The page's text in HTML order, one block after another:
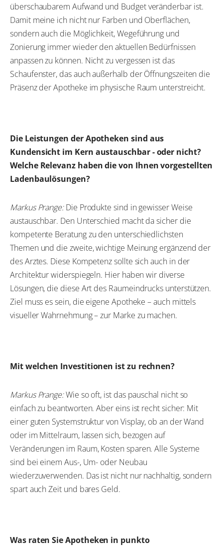
überschaubarem Aufwand und Budget veränderbar ist.
Damit meine ich nicht nur Farben und Oberflächen,
sondern auch die Möglichkeit, Wegeführung und
Zonierung immer wieder den aktuellen Bedürfnissen
anpassen zu können. Nicht zu vergessen ist das
Schaufenster, das auch außerhalb der Öffnungszeiten die
Präsenz der Apotheke im physische Raum unterstreicht.
Die Leistungen der Apotheken sind aus
Kundensicht im Kern austauschbar - oder nicht?
Welche Relevanz haben die von Ihnen vorgestellten
Ladenbaulösungen?
Markus Prange:Die Produkte sind in gewisser Weise
austauschbar. Den Unterschied macht da sicher die
kompetente Beratung zu den unterschiedlichsten
Themen und die zweite, wichtige Meinung ergänzend der
des Arztes. Diese Kompetenz sollte sich auch in der
Architektur widerspiegeln. Hier haben wir diverse
Lösungen, die diese Art des Raumeindrucks unterstützen.
Ziel muss es sein, die eigene Apotheke – auch mittels
visueller Wahrnehmung – zur Marke zu machen.
Mit welchen Investitionen ist zu rechnen?
Markus Prange:Wie so oft, ist das pauschal nicht so
einfach zu beantworten. Aber eins ist recht sicher: Mit
einer guten Systemstruktur von Visplay, ob an der Wand
oder im Mittelraum, lassen sich, bezogen auf
Veränderungen im Raum, Kosten sparen. Alle Systeme
sind bei einem Aus-, Um- oder Neubau
wiederzuverwenden. Das ist nicht nur nachhaltig, sondern
spart auch Zeit und bares Geld.
Was raten Sie Apotheken in punkto